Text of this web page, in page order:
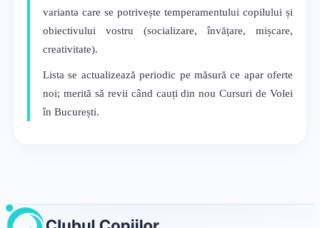
varianta care se potrivește temperamentului copilului și
obiectivului vostru (socializare, învățare, mișcare,
creativitate).
Lista se actualizează periodic pe măsură ce apar oferte
noi; merită să revii când cauți din nou Cursuri de Volei
în București.